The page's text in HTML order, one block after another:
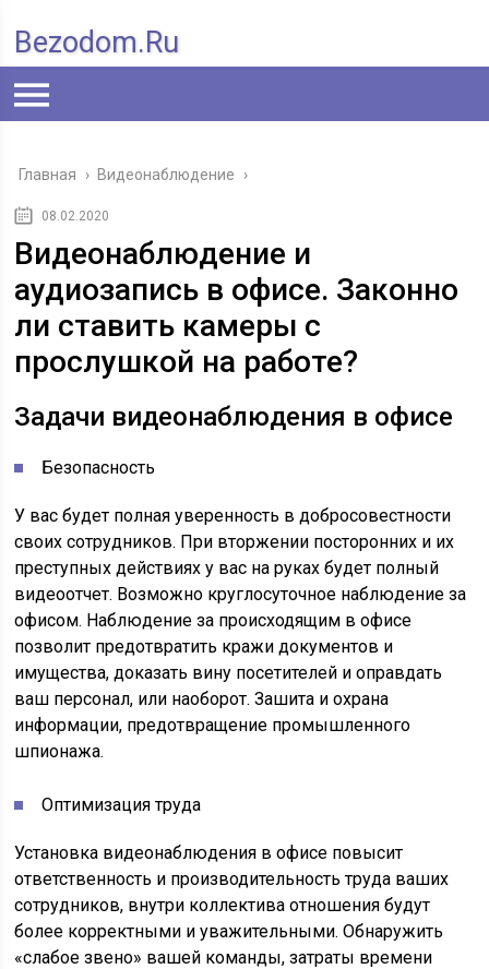
Bezodom.ru
Главная › Видеонаблюдение ›
08.02.2020
Видеонаблюдение и
аудиозапись в офисе. Законно
ли ставить камеры с
прослушкой на работе?
Задачи видеонаблюдения в офисе
Безопасность
У вас будет полная уверенность в добросовестности
своих сотрудников. При вторжении посторонних и их
преступных действиях у вас на руках будет полный
видеоотчет. Возможно круглосуточное наблюдение за
офисом. Наблюдение за происходящим в офисе
позволит предотвратить кражи документов и
имущества, доказать вину посетителей и оправдать
ваш персонал, или наоборот. Зашита и охрана
информации, предотвращение промышленного
шпионажа.
Оптимизация труда
Установка видеонаблюдения в офисе повысит
ответственность и производительность труда ваших
сотрудников, внутри коллектива отношения будут
более корректными и уважительными. Обнаружить
«слабое звено» вашей команды, затраты времени